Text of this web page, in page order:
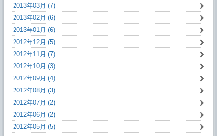
2013年03月 (7)
2013年02月 (6)
2013年01月 (6)
2012年12月 (5)
2012年11月 (7)
2012年10月 (3)
2012年09月 (4)
2012年08月 (3)
2012年07月 (2)
2012年06月 (2)
2012年05月 (5)